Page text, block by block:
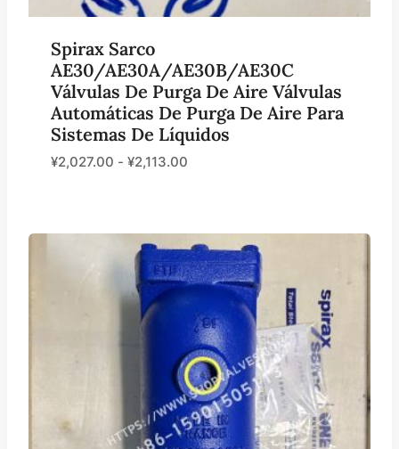
Spirax Sarco
AE30/AE30A/AE30B/AE30C
Válvulas De Purga De Aire Válvulas
Automáticas De Purga De Aire Para
Sistemas De Líquidos
¥2,027.00 - ¥2,113.00